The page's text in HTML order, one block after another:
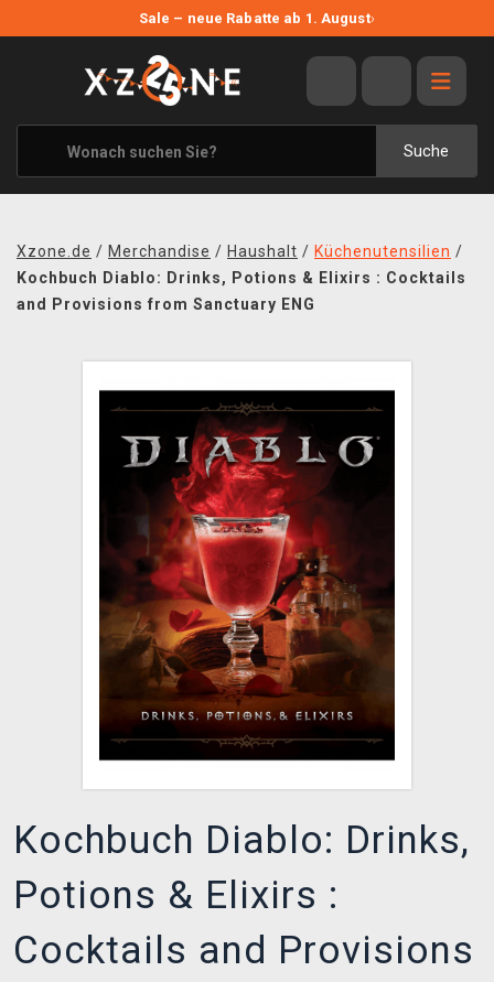
Sale – neue Rabatte ab 1. August›
Suche
ANGEBOTE
ALLE MARKEN
XZONE ORIGINALS
KLEIDUNG & ACCESSOIRES
BÜCHER & COMICS
Xzone.de / Merchandise / Haushalt / Küchenutensilien /
Kochbuch Diablo: Drinks, Potions & Elixirs : Cocktails
and Provisions from Sanctuary ENG
Kochbuch Diablo: Drinks,
Potions & Elixirs :
Cocktails and Provisions